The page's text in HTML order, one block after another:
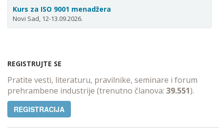
Kurs za ISO 9001 menadžera
Novi Sad, 12-13.09.2026.
REGISTRUJTE SE
Pratite vesti, literaturu, pravilnike, seminare i forum
prehrambene industrije (trenutno članova: 39.551).
REGISTRACIJA